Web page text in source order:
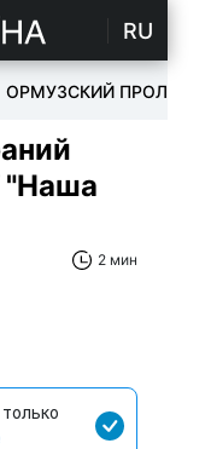
RU
ОРМУЗСКИЙ ПРОЛИВ
"Наша
2 мин